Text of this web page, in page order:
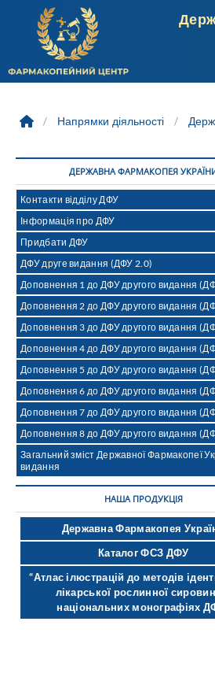
content
/ Напрямки діяльності /
ДЕРЖАВНА ФАРМАКОПЕЯ
Контакти відділу ДФУ
Інформація про ДФУ
Придбати ДФУ
ДФУ друге видання (ДФУ 2.0)
Доповнення 1 до ДФУ другого видання
Доповнення 2 до ДФУ другого видання
Доповнення 3 до ДФУ другого видання
Доповнення 4 до ДФУ другого видання
Доповнення 5 до ДФУ другого видання
Доповнення 6 до ДФУ другого видання
Доповнення 7 до ДФУ другого видання
Доповнення 8 до ДФУ другого видання
Загальний зміст Державної Фармакопеї
видання
НАША ПРОДУКЦІЯ
Державна Фармакопея
Каталог ФСЗ ДФУ
“Атлас ілюстрацій до методів
лікарської рослинної
національних монографіях